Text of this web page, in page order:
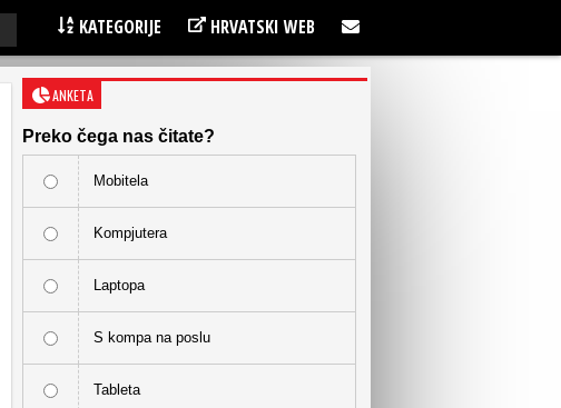
KATEGORIJE HRVATSKI WEB
ANKETA
Preko čega nas čitate?
Mobitela
Kompjutera
Laptopa
S kompa na poslu
Tableta